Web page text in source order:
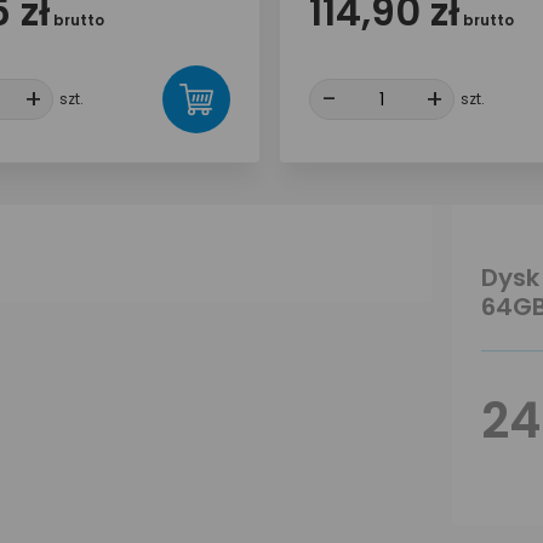
brutto
+ +
szt.
114,90 zł brutto
- + +
szt.